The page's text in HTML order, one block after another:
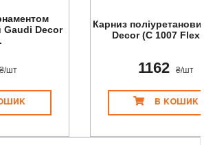
Gaudi Decor
₴/шт
Карниз
Decor (С 1007
1162 ₴/шт
В КОШИК